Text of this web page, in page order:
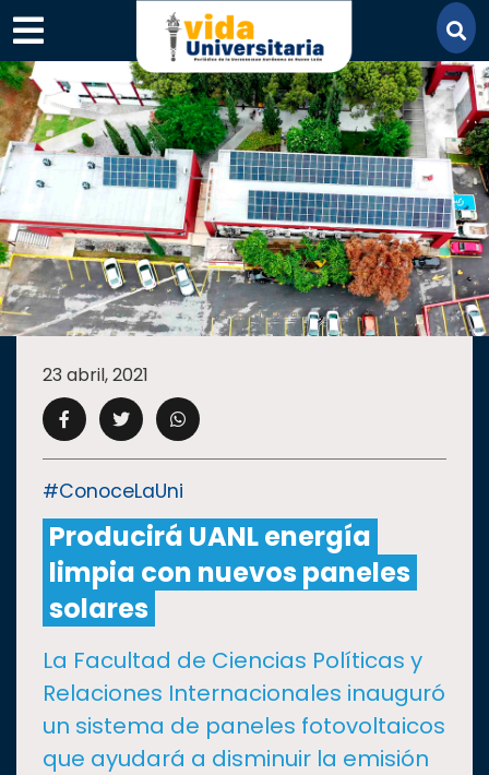
×
SECCIONES
ACADEMIA
CAMPUS UANL
CULTURA
DEPORTES
I+D+IEXPERTOS
SALUD
23 abril, 2021
#ConoceLaUni
Producirá UANL energía
limpia con nuevos paneles
solares
La Facultad de Ciencias Políticas y
Relaciones Internacionales inauguró
un sistema de paneles fotovoltaicos
que ayudará a disminuir la emisión